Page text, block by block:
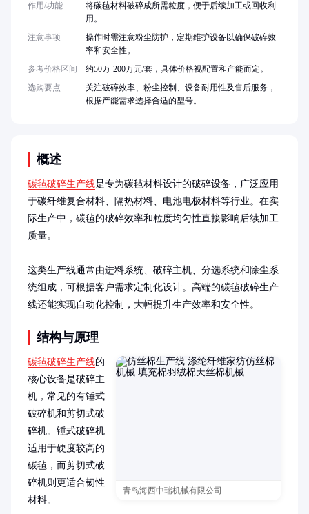
概述
碳毡破碎生产线是专为碳毡材料设计的破碎设备，广泛应用
于碳纤维复合材料、隔热材料、电池电极材料等行业。在实
际生产中，碳毡的破碎效率和粒度均匀性直接影响后续加工
质量。
这类生产线通常由进料系统、破碎主机、分选系统和除尘系
统组成，可根据客户需求定制化设计。高端的碳毡破碎生产
线还能实现自动化控制，大幅提升生产效率和安全性。
结构与原理
青岛海西中瑞机械有限公司
碳毡破碎生产线的
核心设备是破碎主
机，常见的有锤式
破碎机和剪切式破
碎机。锤式破碎机
适用于硬度较高的
碳毡，而剪切式破
碎机则更适合韧性
材料。
作用/功能
将碳毡材料破碎成所需粒度，便于后续加工或回收利
用。
注意事项
操作时需注意粉尘防护，定期维护设备以确保破碎效
率和安全性。
参考价格区间
约50万-200万元/套，具体价格视配置和产能而定。
选购要点
关注破碎效率、粉尘控制、设备耐用性及售后服务，
根据产能需求选择合适的型号。